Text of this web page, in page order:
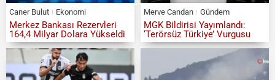
Caner Bulut Ekonomi
Merkez Bankası Rezervleri
164,4 Milyar Dolara Yükseldi
Merve Candan Gündem
MGK Bildirisi Yayımlandı:
‘Terörsüz Türkiye’ Vurgusu